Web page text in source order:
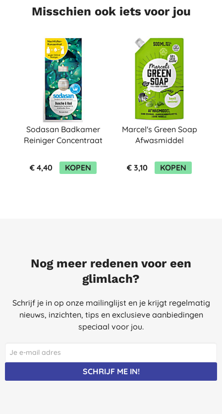
Misschien ook iets voor jou
Sodasan Badkamer
Reiniger Concentraat
€ 4,40
KOPEN
Marcel's Green Soap
Afwasmiddel
gras Refill
€ 3,10 KOPEN
Nog meer redenen voor een
glimlach?
Schrijf je in op onze mailinglijst en je krijgt regelmatig
nieuws, inzichten, tips en exclusieve aanbiedingen
speciaal voor jou.
SCHRIJF ME IN!